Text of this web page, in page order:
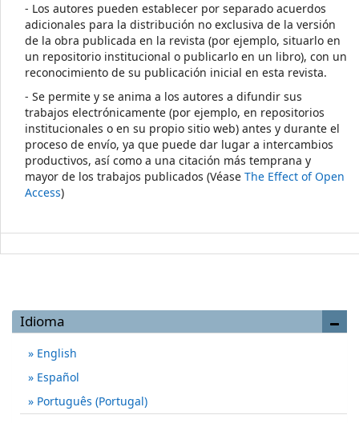
- Los autores pueden establecer por separado acuerdos
adicionales para la distribución no exclusiva de la versión
de la obra publicada en la revista (por ejemplo, situarlo en
un repositorio institucional o publicarlo en un libro), con un
reconocimiento de su publicación inicial en esta revista.
- Se permite y se anima a los autores a difundir sus
trabajos electrónicamente (por ejemplo, en repositorios
institucionales o en su propio sitio web) antes y durante el
proceso de envío, ya que puede dar lugar a intercambios
productivos, así como a una citación más temprana y
mayor de los trabajos publicados (Véase The Effect of Open
Access)
Idioma
English
Español
Português (Portugal)